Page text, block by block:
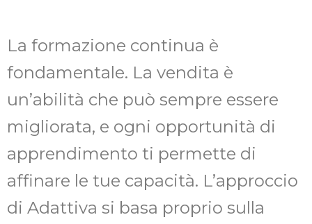
La formazione continua è
fondamentale. La vendita è
un’abilità che può sempre essere
migliorata, e ogni opportunità di
apprendimento ti permette di
affinare le tue capacità. L’approccio
di Adattiva si basa proprio sulla